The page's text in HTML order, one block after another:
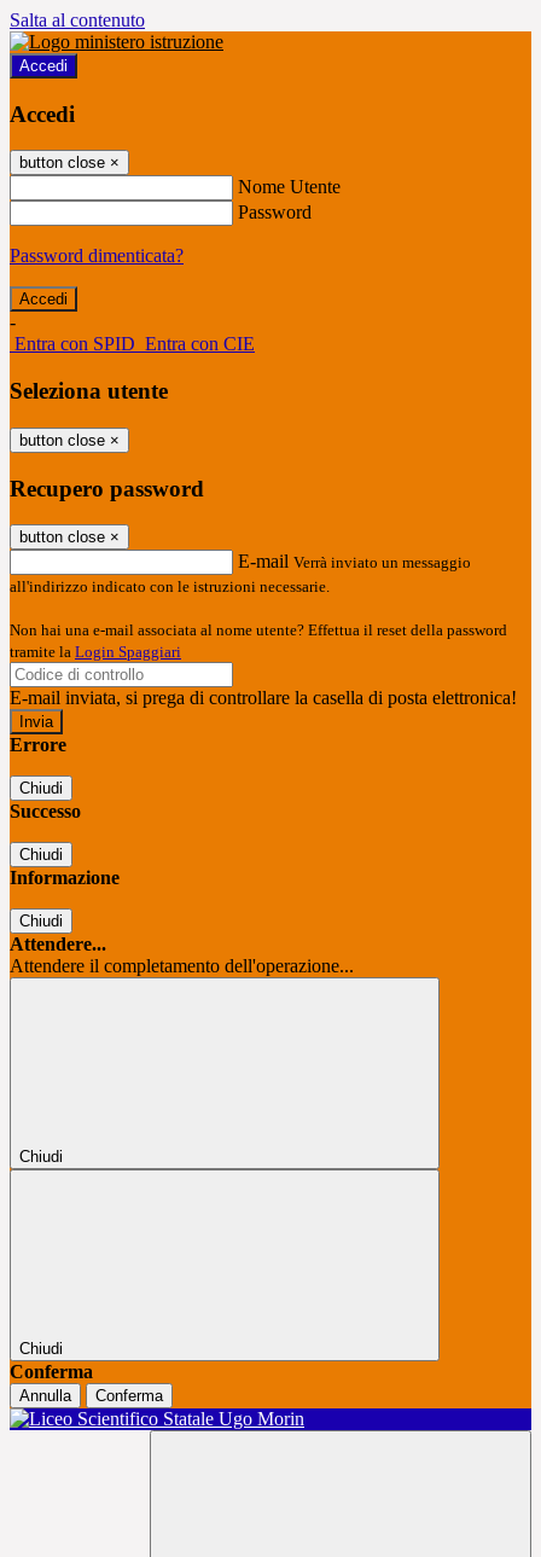
Salta al contenuto
Accedi
Accedi
button close ×
Nome Utente
Password
Password dimenticata?
-
Entra con SPID Entra con CIE
Seleziona utente
button close ×
Recupero password
button close ×
E-mail Verrà inviato un messaggio
all'indirizzo indicato con le istruzioni necessarie.
Non hai una e-mail associata al nome utente? Effettua il reset della password
tramite la Login Spaggiari
E-mail inviata, si prega di controllare la casella di posta elettronica!
Errore
Chiudi
Successo
Chiudi
Informazione
Chiudi
Attendere...
Attendere il completamento dell'operazione...
Chiudi
Chiudi
Conferma
Annulla Conferma